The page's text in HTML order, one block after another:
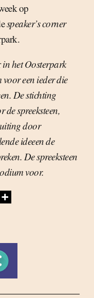
op
speaker’s corner
in het Oosterpark
een ieder die
De stichting
de spreeksteen,
door
ideeen de
De spreeksteen
voor.